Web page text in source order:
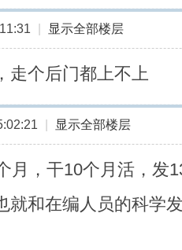
显示全部楼层
走个后门都上不上
显示全部楼层
月，干10个月活，发
就和在编人员的科学